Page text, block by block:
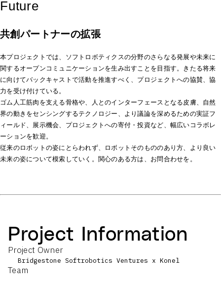
Future
共創パートナーの拡張
本プロジェクトでは、ソフトロボティクスの分野のさらなる発展や未来に
関するオープンコミュニケーションを生み出すことを目指す。きたる将来
に向けてバックキャストで活動を推進すべく、プロジェクトへの協賛、協
力を受け付けている。
ゴム人工筋肉を支える骨格や、人とのインターフェースとなる皮膚、自然
界の動きをセンシングするテクノロジー、より議論を深めるための実証フ
ィールド、展示機会、プロジェクトへの寄付・投資など、幅広いコラボレ
ーションを歓迎。
従来のロボットの姿にとらわれず、ロボットそのもののあり方、より良い
未来の姿について模索していく。関心のある方は、お問合わせを。
Project Information
Project Owner
Bridgestone Softrobotics Ventures x Konel
Team